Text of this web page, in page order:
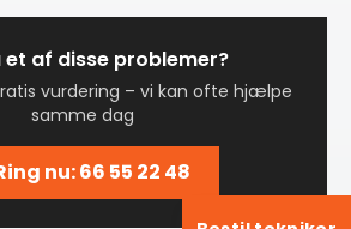
et af disse problemer?
vurdering – vi kan ofte hjælpe
samme dag
nu: 66 55 22 48